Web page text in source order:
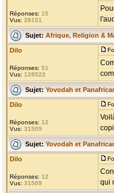
Réponses: 15
Vus: 28151
Sujet: Afrique, Religion &
Dilo
Réponses: 51
Vus: 128522
Sujet: Yovodah et
Dilo
Réponses: 12
Vus: 31509
Sujet: Yovodah et
Dilo
Réponses: 12
Vus: 31509
qui